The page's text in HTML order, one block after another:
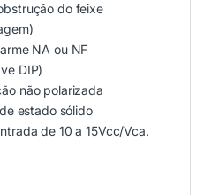
do feixe
NA ou NF
DIP)
não polarizada
estado sólido
de 10 a 15Vcc/Vca.